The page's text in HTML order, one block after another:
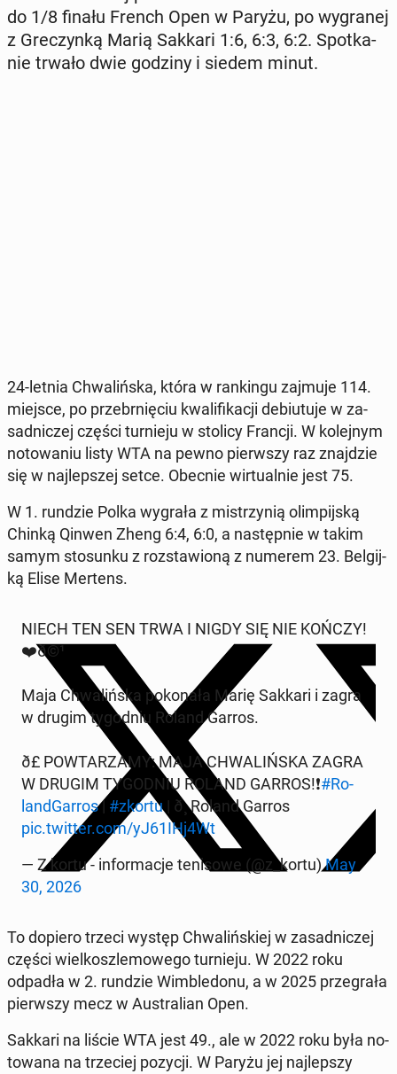
do 1/8 finału French Open w Paryżu, po wy­gra­nej
z Gre­czyn­ką Marią Sakkari 1:6, 6:3, 6:2. Spo­tka­
nie trwało dwie godziny i siedem minut.
24-letnia Chwa­liń­ska, która w ran­kin­gu zajmuje 114.
miejsce, po prze­brnię­ciu kwa­li­fi­ka­cji de­biu­tu­je w za­
sad­ni­czej części tur­nie­ju w stolicy Francji. W ko­lej­nym
no­to­wa­niu listy WTA na pewno pierw­szy raz znaj­dzie
się w naj­lep­szej setce. Obecnie wir­tu­al­nie jest 75.
W 1. rundzie Polka wygrała z mi­strzy­nią olim­pij­ską
Chinką Qinwen Zheng 6:4, 6:0, a na­stęp­nie w takim
samym sto­sun­ku z roz­sta­wio­ną z numerem 23. Bel­gij­
ką Elise Mertens.
NIECH TEN SEN TRWA I NIGDY SIĘ NIE KOŃCZY!
❤️‍ð©¹
Maja Chwa­liń­ska po­ko­na­ła Marię Sakkari i zagra
w drugim ty­go­dniu Roland Garros.
ð£️ PO­WTA­RZA­MY: MAJA CHWA­LIŃ­SKA ZAGRA
W DRUGIM TY­GO­DNIU ROLAND GARROS!❗️#Ro­
land­Gar­ros| #zkortu| ð¸ Roland Garros
pic.twitter.com/yJ61IHj4Wt
— Z kortu - in­for­ma­cje te­ni­so­we (@z_kortu)May
30, 2026
To dopiero trzeci występ Chwa­liń­skiej w za­sad­ni­czej
części wiel­kosz­le­mo­we­go tur­nie­ju. W 2022 roku
odpadła w 2. rundzie Wim­ble­do­nu, a w 2025 prze­gra­ła
pierw­szy mecz w Au­stra­lian Open.
Sakkari na liście WTA jest 49., ale w 2022 roku była no­
to­wa­na na trze­ciej pozycji. W Paryżu jej naj­lep­szy